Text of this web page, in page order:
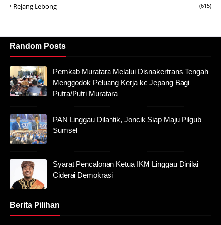
Rejang Lebong (615)
Random Posts
Pemkab Muratara Melalui Disnakertrans Tengah
Menggodok Peluang Kerja ke Jepang Bagi
Putra/Putri Muratara
PAN Linggau Dilantik, Joncik Siap Maju Pilgub
Sumsel
Syarat Pencalonan Ketua IKM Linggau Dinilai
Ciderai Demokrasi
Berita Pilihan